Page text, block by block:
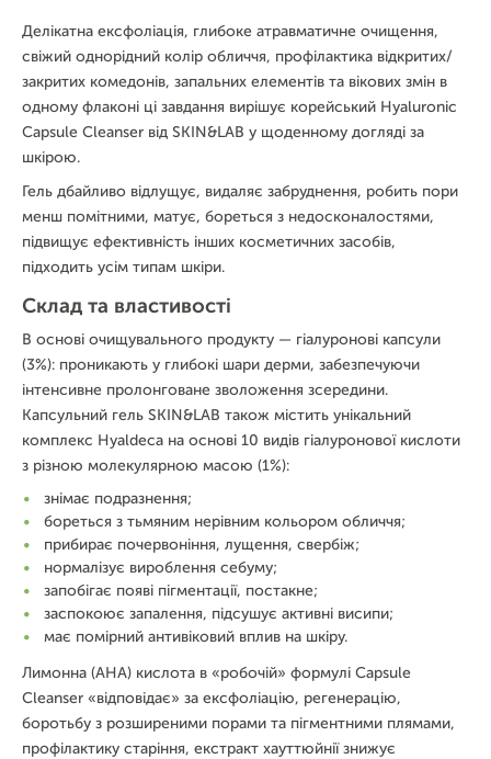
Делікатна ексфоліація, глибоке атравматичне очищення,
свіжий однорідний колір обличчя, профілактика відкритих/
закритих комедонів, запальних елементів та вікових змін в
одному флаконі ці завдання вирішує корейський Hyaluronic
Capsule Cleanser від SKIN&LAB у щоденному догляді за
шкірою.
Гель дбайливо відлущує, видаляє забруднення, робить пори
менш помітними, матує, бореться з недосконалостями,
підвищує ефективність інших косметичних засобів,
підходить усім типам шкіри.
Склад та властивості
В основі очищувального продукту — гіалуронові капсули
(3%): проникають у глибокі шари дерми, забезпечуючи
інтенсивне пролонговане зволоження зсередини.
Капсульний гель SKIN&LAB також містить унікальний
комплекс Hyaldeca на основі 10 видів гіалуронової кислоти
з різною молекулярною масою (1%):
знімає подразнення;
бореться з тьмяним нерівним кольором обличчя;
прибирає почервоніння, лущення, свербіж;
нормалізує вироблення себуму;
запобігає появі пігментації, постакне;
заспокоює запалення, підсушує активні висипи;
має помірний антивіковий вплив на шкіру.
Лимонна (AHA) кислота в «робочій» формулі Capsule
Cleanser «відповідає» за ексфоліацію, регенерацію,
боротьбу з розширеними порами та пігментними плямами,
профілактику старіння, екстракт хауттюйнії знижує